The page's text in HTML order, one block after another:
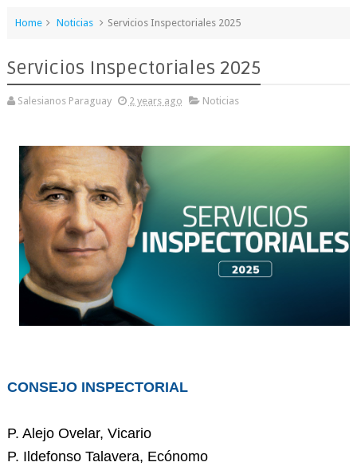
Home Noticias Servicios Inspectoriales 2025
Servicios Inspectoriales 2025
Salesianos Paraguay 2 years ago Noticias
CONSEJO INSPECTORIAL
P. Alejo Ovelar, Vicario
P. Ildefonso Talavera, Ecónomo